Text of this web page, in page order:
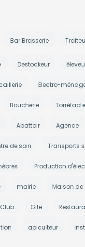
Bar Brasserie
Destockeur
Electro-
Boucherie
Abattoir Agence
de soin Transports
Production
mairie Maison de
Club Gite
apiculteur